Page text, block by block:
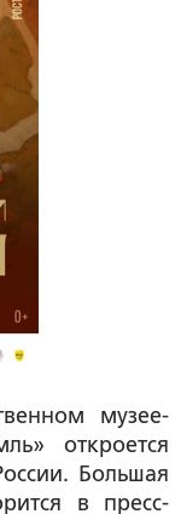
музее-
откроется
Большая
в пресс-